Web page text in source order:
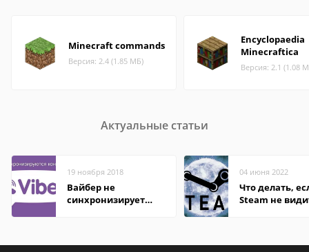
Minecraft commands
Версия: 2.4 (1.85 МБ)
Encyclopaedia
Minecraftica
Версия: 2.1 (1.08
Актуальные статьи
19 ноября 2018
Вайбер не
синхронизирует
04 июня 2022
Что делать,
Steam не